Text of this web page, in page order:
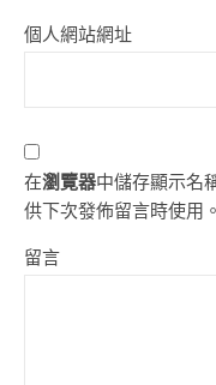
個人網站網址
在瀏覽器中儲存顯示名
供下次發佈留言時使用。
留言